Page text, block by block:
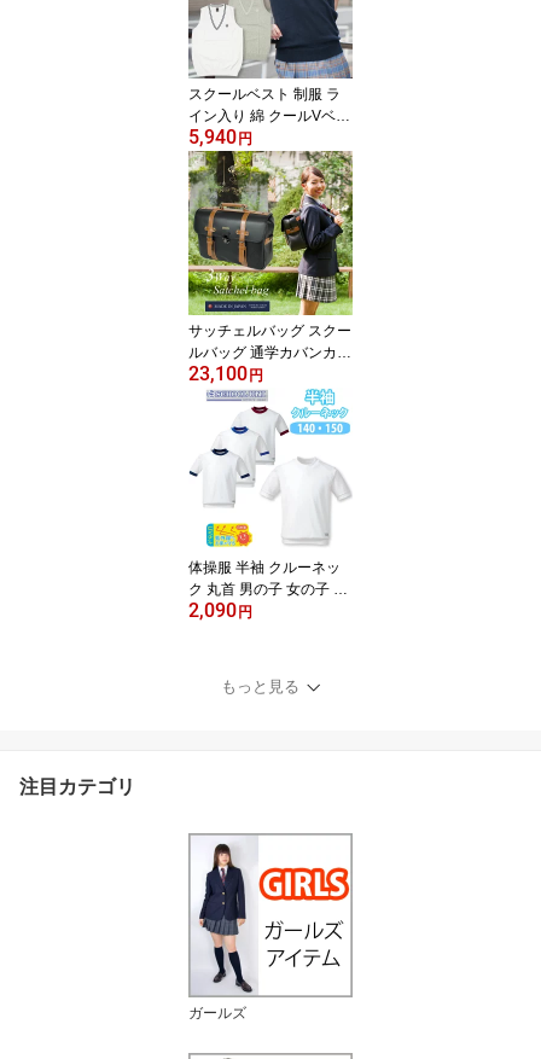
ンズ/女子/レディース/お
しゃれ/ブランド/軽量/人
気/中学生/高校/大人/学生)
(店頭受取対応商品)
スクールベスト 制服 ラ
イン入り 綿 クールVベス
ト 衿ライン ローレルク
ラウン刺繍 167 Candy
Sugar(キャンディーシュ
ガー)(薄手/サマー/春夏/
スクール/ベスト/ライン/
女子/レディース/ブラン
ド/人気/通学/中学生/高校
生/学生/入学/綿/紺/白/グ
レー)(店頭受取対応商品)
5,940 円
サッチェルバッグ スクー
ルバッグ 通学カバンカバ
ン 日本製 CH-G05 Choc
ola Sucre(ショコラシュ
クレ)(リュック/バッグ/ス
クール/リュックサック/
合皮/女子/レディース/大
容量/軽量/軽い/かわいい/
おしゃれ/ブランド/人気/
通学/中学生/高校生/学生/
入学/黒)(店頭受取対応商
品)
23,100 円
体操服 半袖 クルーネッ
ク 丸首 男の子 女の子 体
操着 【140・150サイ
ブルー/エンジ)(店頭受取
対応商品)
2,090 円
もっと見る
注目カテゴリ
ガールズ